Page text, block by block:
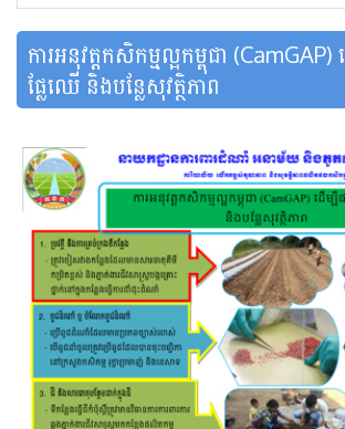
ការអនុវត្ត​កសិកម្ម​ល្អកម្ពុជា
ផ្លែឈើ និងបន្លែសុវត្ថិភាព